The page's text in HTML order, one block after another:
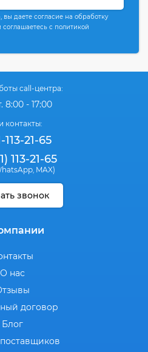
даете согласие на обработку
с политикой
call-центра:
8:00 - 17:00
контакты:
113-21-65
113-21-65
, MAX)
звонок
О нас
договор
Блог